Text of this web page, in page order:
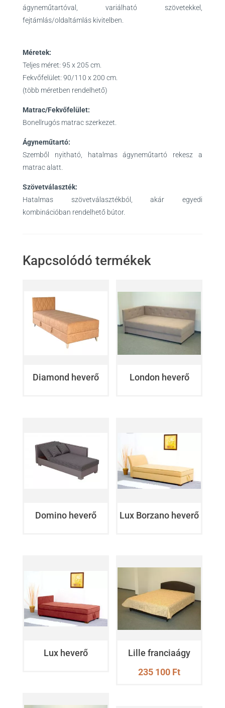
ágyneműtartóval, variálható szövetekkel,
fejtámlás/oldaltámlás kivitelben.
Méretek:
Teljes méret: 95 x 205 cm.
Fekvőfelület: 90/110 x 200 cm.
(több méretben rendelhető)
Matrac/Fekvőfelület:
Bonellrugós matrac szerkezet.
Ágyneműtartó:
Szemből nyitható, hatalmas ágyneműtartó rekesz a
matrac alatt.
Szövetválaszték:
Hatalmas szövetválasztékból, akár egyedi
kombinációban rendelhető bútor.
Kapcsolódó termékek
Diamond heverő London heverő
Domino heverő Lux Borzano heverő
Lux heverő
Lille franciaágy
235 100 Ft